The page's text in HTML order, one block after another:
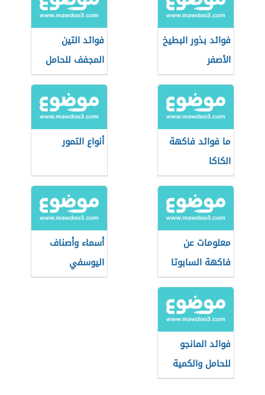
فوائد بذور البطيخ
الأصفر
فوائد التين
المجفف للحامل
ما فوائد فاكهة
الكاكا
أنواع التمور
معلومات عن
فاكهة السابوتا
أسماء وأصناف
اليوسفي
فوائد المانجو
للحامل والكمية
المسموح بها